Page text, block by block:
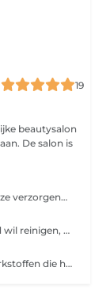
19
beautysalon
De salon is
Gun je huid én jezelf een moment van rust. Deze verzorgende behandeling hydrateert, verzacht en laat je huid weer stralen. Je geniet van een uitgebreide ontspannende reiniging met aandacht voor het gezicht, en een masker waarbij ook nek en schouders worden gemasseerd. Doel: Hydrateren en ontspannen Extra geschikt voor: alle huidtypen
Een zuiverende behandeling voor wie zijn huid wil reinigen, matteren en in balans brengen. Met milde werkstoffen, een grondige dieptereiniging en een kalmerend masker. Ideaal als onderhoud voor de vettere huid of bij oppervlakkige verstoppingen. Doel: Reinigen en talgregulatie Extra geschikt voor: de gecombineerde en vette huid
Een intensieve behandeling met krachtige werkstoffen die helpen bij het beschermen, herstellen en onderhouden van je huid. De behandeling bevat een diepe verzorging, een voedend masker en een ontspannend moment tijdens het aanbrengen. Ideaal als boost of als regelmatig huidonderhoud. Doel: Onderhouden en beschermen Extra geschikt voor: de rijpere huid